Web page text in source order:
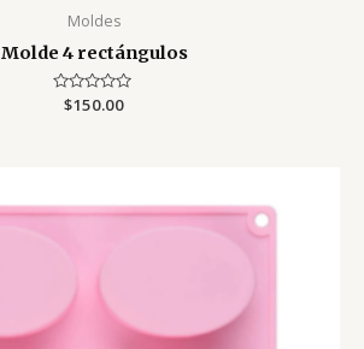
Moldes
Molde 4 rectángulos
Valorado
$150.00